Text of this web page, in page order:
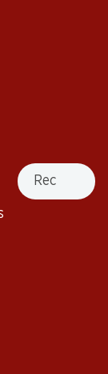
Recherche
La
fleurs et les
Finale